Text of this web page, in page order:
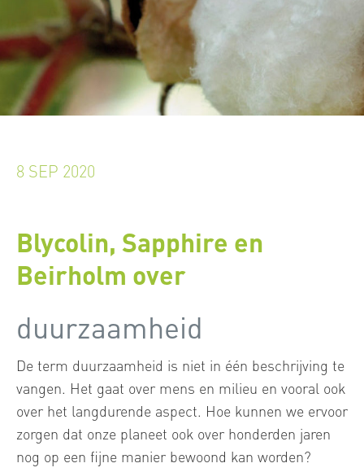
8 SEP 2020
Blycolin, Sapphire en
Beirholm over
duurzaamheid
De term duurzaamheid is niet in één beschrijving te
vangen. Het gaat over mens en milieu en vooral ook
over het langdurende aspect. Hoe kunnen we ervoor
zorgen dat onze planeet ook over honderden jaren
nog op een fijne manier bewoond kan worden?